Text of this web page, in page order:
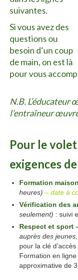
suivantes.
Si vous avez des
questions ou
besoin d’un coup
de main, on est là
pour vous
N.B. L’éducateur
l’entraîneur
Pour le volet
exigences
Formation maison
heures) – date à
Vérification des
seulement) : suivi
Respect et sport
auprès des
pour la clé
Formation en
approximative de